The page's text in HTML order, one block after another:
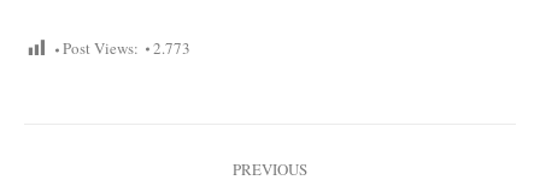
Post Views: 2.773
PREVIOUS